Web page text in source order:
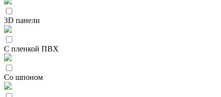
3D панели
С пленкой ПВХ
Со шпоном